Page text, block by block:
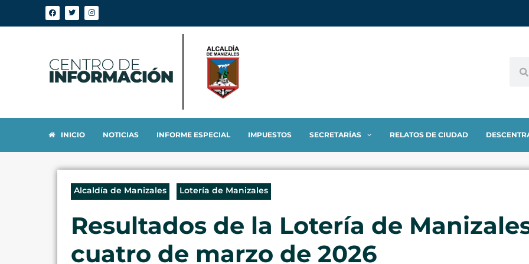
INICIO NOTICIAS INFORME ESPECIAL IMPUESTOS SECRETARÍAS RELATOS DE CIUDAD
Alcaldía de Manizales Lotería de Manizales
Resultados de la Lotería de
cuatro de marzo de 2026